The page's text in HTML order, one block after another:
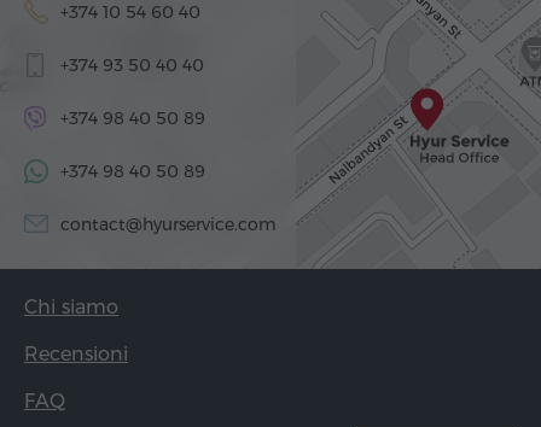
+374 10 54 60 40
+374 93 50 40 40
+374 98 40 50 89
+374 98 40 50 89
contact@hyurservice.com
Chi siamo
Recensioni
FAQ